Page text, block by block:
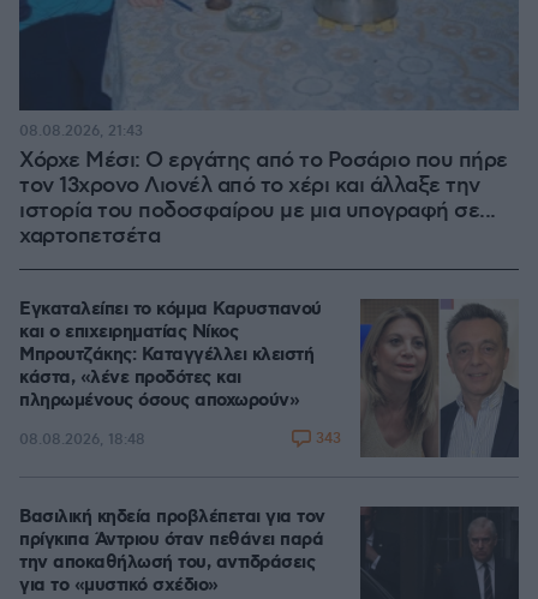
Χόρχε Μέσι: Ο εργάτης από το Ροσάριο που πήρε
τον 13χρονο Λιονέλ από το χέρι και άλλαξε την
ιστορία του ποδοσφαίρου με μια υπογραφή σε...
χαρτοπετσέτα
08.08.2026, 21:43
Εγκαταλείπει το κόμμα Καρυστιανού
και ο επιχειρηματίας Νίκος
Μπρουτζάκης: Καταγγέλλει κλειστή
κάστα, «λένε προδότες και
πληρωμένους όσους αποχωρούν»
08.08.2026, 18:48 343
Βασιλική κηδεία προβλέπεται για τον
πρίγκιπα Άντριου όταν πεθάνει παρά
την αποκαθήλωσή του, αντιδράσεις
για το «μυστικό σχέδιο»